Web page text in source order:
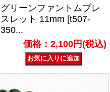
グリーンファントムブレ
スレット 11mm [t507-
350...
価格：2,100円(税込)